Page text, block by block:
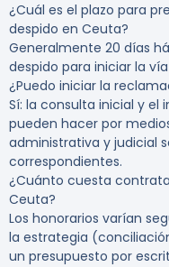
¿Cuál es el plazo para
despido en Ceuta?
Generalmente 20 días
despido para iniciar la
¿Puedo iniciar la
Sí: la consulta inicial y
pueden hacer por
administrativa y judicial
correspondientes.
¿Cuánto cuesta
Ceuta?
Los honorarios varían
la estrategia
un presupuesto por